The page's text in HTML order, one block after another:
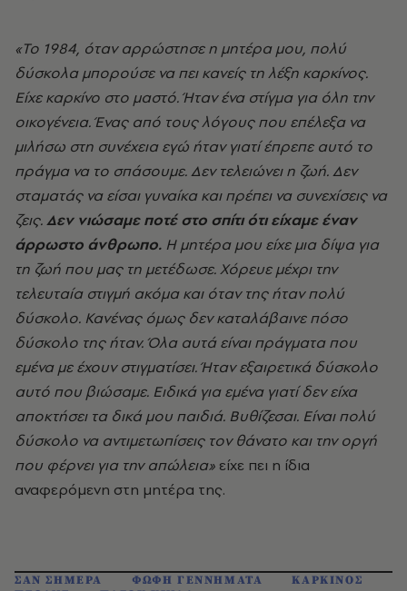
«Το 1984, όταν αρρώστησε η μητέρα μου, πολύ
δύσκολα μπορούσε να πει κανείς τη λέξη καρκίνος.
Είχε καρκίνο στο μαστό. Ήταν ένα στίγμα για όλη την
οικογένεια. Ένας από τους λόγους που επέλεξα να
μιλήσω στη συνέχεια εγώ ήταν γιατί έπρεπε αυτό το
πράγμα να το σπάσουμε. Δεν τελειώνει η ζωή. Δεν
σταματάς να είσαι γυναίκα και πρέπει να συνεχίσεις να
ζεις.Δεν νιώσαμε ποτέ στο σπίτι ότι είχαμε έναν
άρρωστο άνθρωπο. Η μητέρα μου είχε μια δίψα για
τη ζωή που μας τη μετέδωσε. Χόρευε μέχρι την
τελευταία στιγμή ακόμα και όταν της ήταν πολύ
δύσκολο. Κανένας όμως δεν καταλάβαινε πόσο
δύσκολο της ήταν. Όλα αυτά είναι πράγματα που
εμένα με έχουν στιγματίσει. Ήταν εξαιρετικά δύσκολο
αυτό που βιώσαμε. Ειδικά για εμένα γιατί δεν είχα
αποκτήσει τα δικά μου παιδιά. Βυθίζεσαι. Είναι πολύ
δύσκολο να αντιμετωπίσεις τον θάνατο και την οργή
που φέρνει για την απώλεια» είχε πει η ίδια
αναφερόμενη στη μητέρα της.
ΣΑΝ ΣΗΜΕΡΑ ΦΩΦΗ ΓΕΝΝΗΜΑΤΑ
ΚΑΡΚΙΝΟΣ